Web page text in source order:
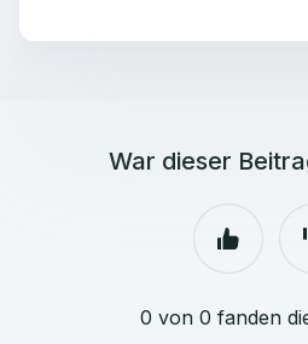
War dieser
0 von 0 fanden